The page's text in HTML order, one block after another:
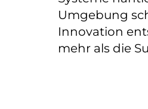
Umgebung
Innovation
mehr als die